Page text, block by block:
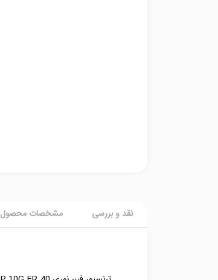
نقد و بررسی مشخصات محصول